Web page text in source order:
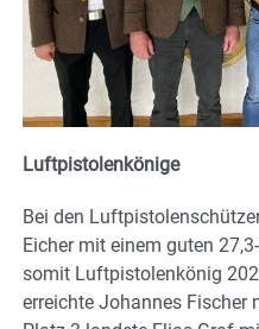
Luftpistolenkönige
Bei den
Eicher mit einem guten
somit Luftpistolenkönig
erreichte Johannes Fischer